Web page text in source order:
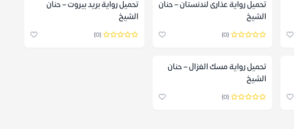
تحميل رواية ‫عذارى لندنستان‬ – حنان
الشيخ
(0)
تحميل رواية بريد بيروت – حنان
الشيخ
(0)
تحميل رواية مسك الغزال – حنان
الشيخ
(0)